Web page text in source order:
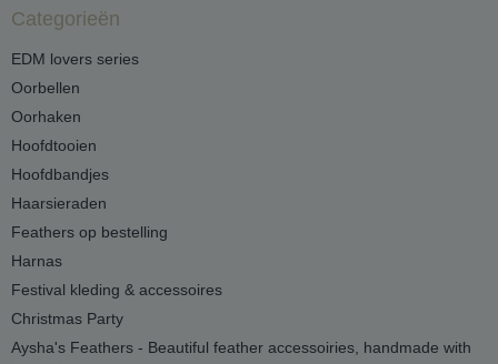
Categorieën
EDM lovers series
Oorbellen
Oorhaken
Hoofdtooien
Hoofdbandjes
Haarsieraden
Feathers op bestelling
Harnas
Festival kleding & accessoires
Christmas Party
Aysha's Feathers - Beautiful feather accessoiries, handmade with